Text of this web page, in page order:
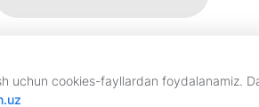
uchun cookies-fayllardan foydalanamiz.